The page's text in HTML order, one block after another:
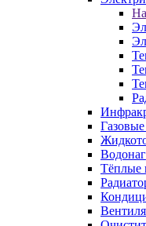
Газовые
Тёплые